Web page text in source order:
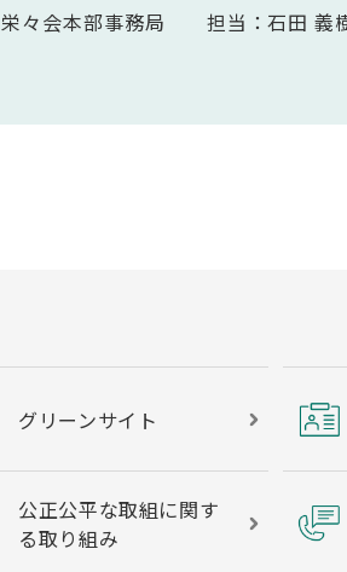
栄々会本部事務局 担当：石田 義
グリーンサイト
公正公平な取組に関す
る取り組み